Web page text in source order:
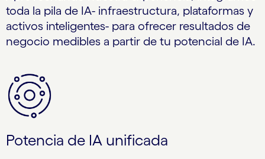
toda la pila de IA- infraestructura, plataformas y
activos inteligentes- para ofrecer resultados de
negocio medibles a partir de tu potencial de IA.
Potencia de IA unificada